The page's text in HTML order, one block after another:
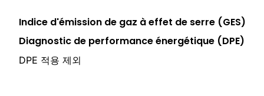
Indice d'émission de gaz à effet de serre (GES)
Diagnostic de performance énergétique (DPE)
DPE 적용 제외